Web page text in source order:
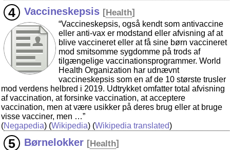
Vaccineskepsis [Health]
“Vaccineskepsis, også kendt som antivaccine
eller anti-vax er modstand eller afvisning af at
blive vaccineret eller at få sine børn vaccineret
mod smitsomme sygdomme på trods af
tilgængelige vaccinationsprogrammer. World
Health Organization har udnævnt
vaccineskepsis som en af de 10 største trusler
mod verdens helbred i 2019. Udtrykket omfatter total afvisning
af vaccination, at forsinke vaccination, at acceptere
vaccination, men at være usikker på deres brug eller at bruge
visse vacciner, men …”
(Negapedia) (Wikipedia) (Wikipedia translated)
Børnelokker [Health]